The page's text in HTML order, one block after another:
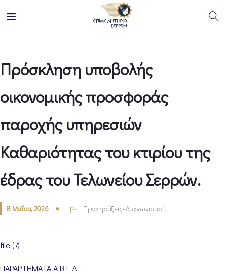
Πρόσκληση υποβολής
οικονομικής προσφοράς
παροχής υπηρεσιών
Καθαριότητας του κτιρίου της
έδρας του Τελωνείου Σερρών.
8 Μαΐου, 2026 Προκηρύξεις-Διαγωνισμοί
file (7)
ΠΑΡΑΡΤΗΜΑΤΑ Α Β Γ Δ